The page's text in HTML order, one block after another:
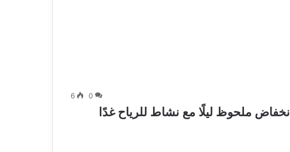
0
6
ملحوظ ليلًا مع نشاط للرياح غدًا